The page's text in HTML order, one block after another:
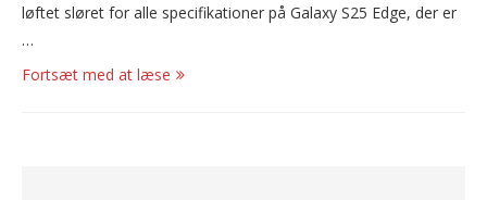
løftet sløret for alle specifikationer på Galaxy S25 Edge, der er
…
Fortsæt med at læse